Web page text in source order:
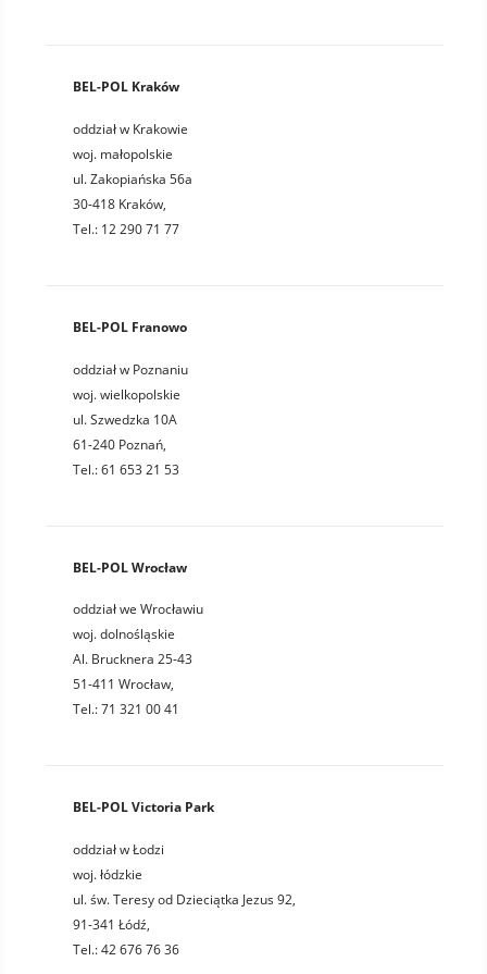
BEL-POL Kraków
oddział w Krakowie
woj. małopolskie
ul. Zakopiańska 56a
30-418 Kraków,
Tel.: 12 290 71 77
BEL-POL Franowo
oddział w Poznaniu
woj. wielkopolskie
ul. Szwedzka 10A
61-240 Poznań,
Tel.: 61 653 21 53
BEL-POL Wrocław
oddział we Wrocławiu
woj. dolnośląskie
Al. Brucknera 25-43
51-411 Wrocław,
Tel.: 71 321 00 41
BEL-POL Victoria Park
oddział w Łodzi
woj. łódzkie
ul. św. Teresy od Dzieciątka Jezus 92,
91-341 Łódź,
Tel.: 42 676 76 36